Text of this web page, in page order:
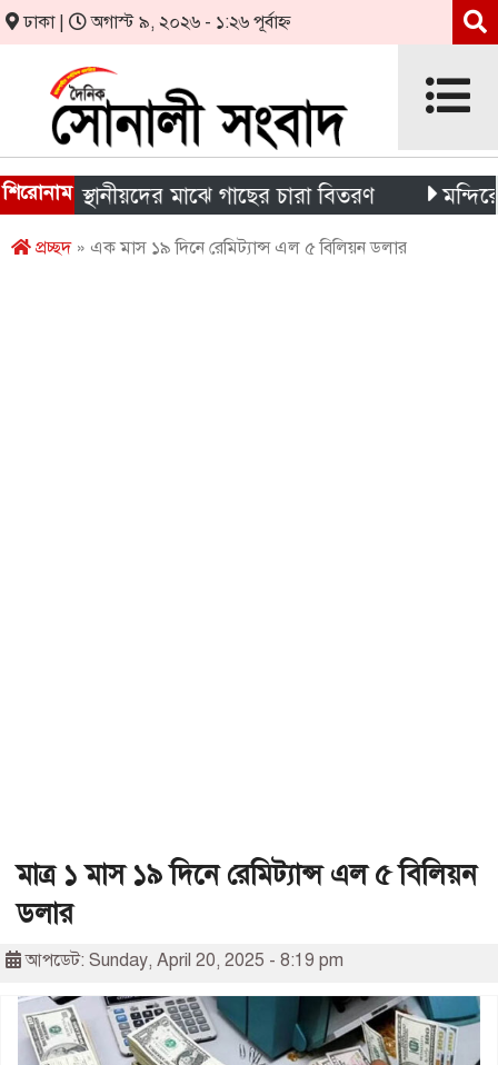
ঢাকা | অগাস্ট ৯, ২০২৬ - ১:২৬ পূর্বাহ্ন
শিরোনাম
ও স্থানীয়দের মাঝে গাছের চারা বিতরণ মন্দিরের
প্রচ্ছদ» এক মাস ১৯ দিনে রেমিট্যান্স এল ৫ বিলিয়ন ডলার
মাত্র ১ মাস ১৯ দিনে রেমিট্যান্স এল ৫ বিলিয়ন
ডলার
আপডেট: Sunday, April 20, 2025 - 8:19 pm